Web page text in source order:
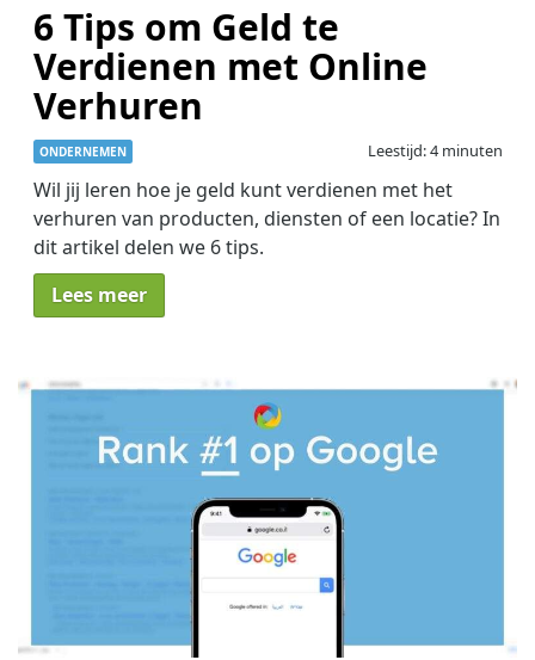
6 Tips om Geld te
Verdienen met Online
Verhuren
ONDERNEMEN Leestijd: 4 minuten
Wil jij leren hoe je geld kunt verdienen met het
verhuren van producten, diensten of een locatie? In
dit artikel delen we 6 tips.
Lees meer